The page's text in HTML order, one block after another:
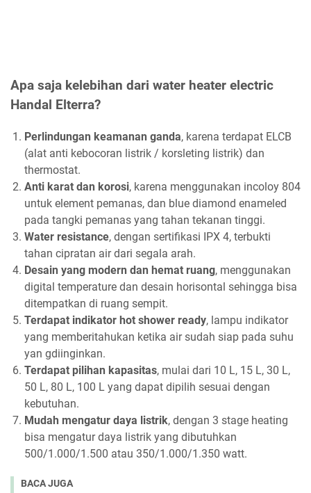
Apa saja kelebihan dari water heater electric
Handal Elterra?
Perlindungan keamanan ganda, karena terdapat ELCB
(alat anti kebocoran listrik / korsleting listrik) dan
thermostat.
Anti karat dan korosi, karena menggunakan incoloy 804
untuk element pemanas, dan blue diamond enameled
pada tangki pemanas yang tahan tekanan tinggi.
Water resistance, dengan sertifikasi IPX 4, terbukti
tahan cipratan air dari segala arah.
Desain yang modern dan hemat ruang, menggunakan
digital temperature dan desain horisontal sehingga bisa
ditempatkan di ruang sempit.
Terdapat indikator hot shower ready, lampu indikator
yang memberitahukan ketika air sudah siap pada suhu
yan gdiinginkan.
Terdapat pilihan kapasitas, mulai dari 10 L, 15 L, 30 L,
50 L, 80 L, 100 L yang dapat dipilih sesuai dengan
kebutuhan.
Mudah mengatur daya listrik, dengan 3 stage heating
bisa mengatur daya listrik yang dibutuhkan
500/1.000/1.500 atau 350/1.000/1.350 watt.
BACA JUGA